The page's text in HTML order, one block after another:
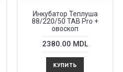
Инкубатор Теплуша
88/220/50 TAB Pro +
овоскоп
2380.00 MDL
КУПИТЬ